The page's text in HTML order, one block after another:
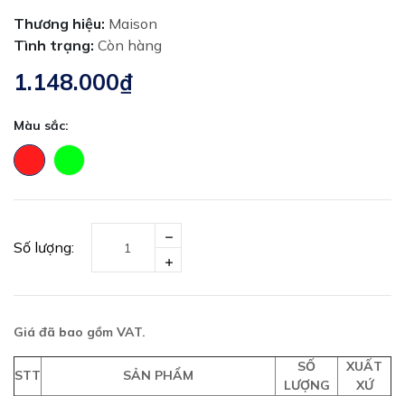
Thương hiệu: Maison
Tình trạng: Còn hàng
1.148.000₫
Màu sắc:
Số lượng:
Giá đã bao gồm VAT.
STT SẢN PHẨM
SỐ
LƯỢNG
XUẤT
XỨ